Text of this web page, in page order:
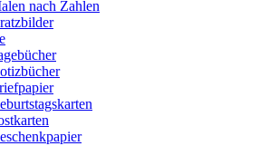
nach Zahlen